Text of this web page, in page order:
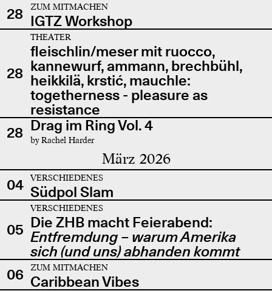
28
ZUM MITMACHEN
IGTZ Workshop
28
THEATER
fleischlin/meser mit ruocco,
kannewurf, ammann, brechbühl,
heikkilä, krstić, mauchle:
togetherness - pleasure as
resistance
28 Drag im Ring Vol. 4
by Rachel Harder
März 2026
04 VERSCHIEDENES
Südpol Slam
05
VERSCHIEDENES
Die ZHB macht Feierabend:
Entfremdung – warum Amerika
sich (und uns) abhanden kommt
06
ZUM MITMACHEN
Caribbean Vibes